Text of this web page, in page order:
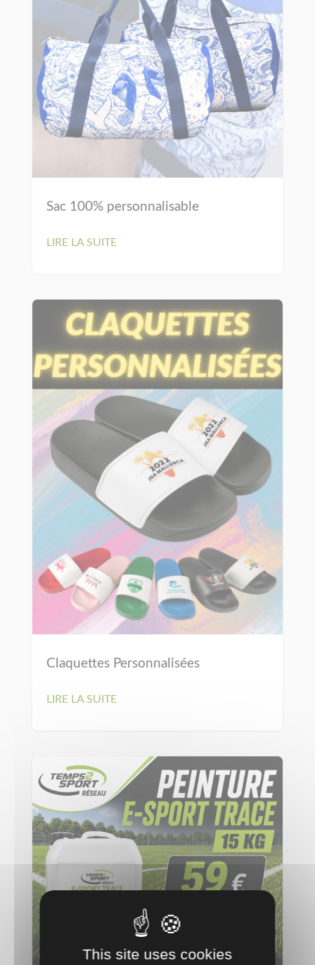
Sac 100% personnalisable
LIRE LA SUITE
Claquettes Personnalisées
LIRE LA SUITE
This site uses cookies